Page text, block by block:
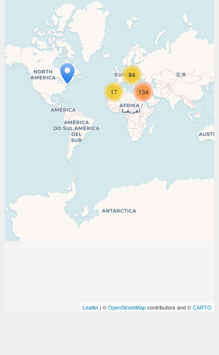
Travelers' Map is loading...
If you see this after your page is loaded
completely, leafletJS files are missing.
17
84
134
Leaflet | © OpenStreetMap contributors and © CARTO